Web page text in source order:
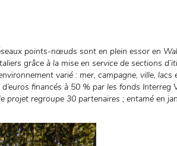
points-nœuds sont en plein essor en
grâce à la mise en service de sections
varié : mer, campagne, ville,
financés à 50 % par les fonds
projet regroupe 30 partenaires ; entamé en